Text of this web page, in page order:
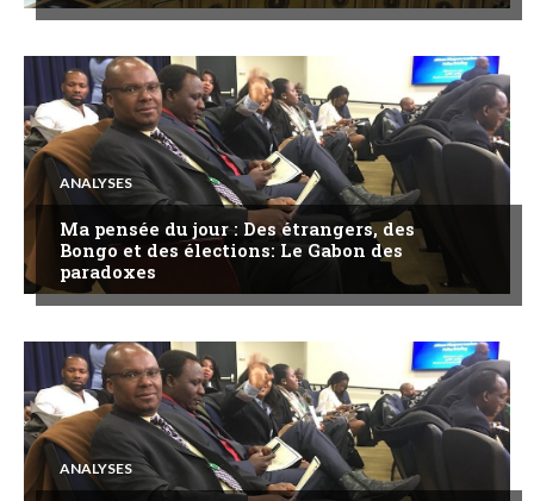
ANALYSES
Ma pensée du jour : Des étrangers, des
Bongo et des élections: Le Gabon des
paradoxes
ANALYSES